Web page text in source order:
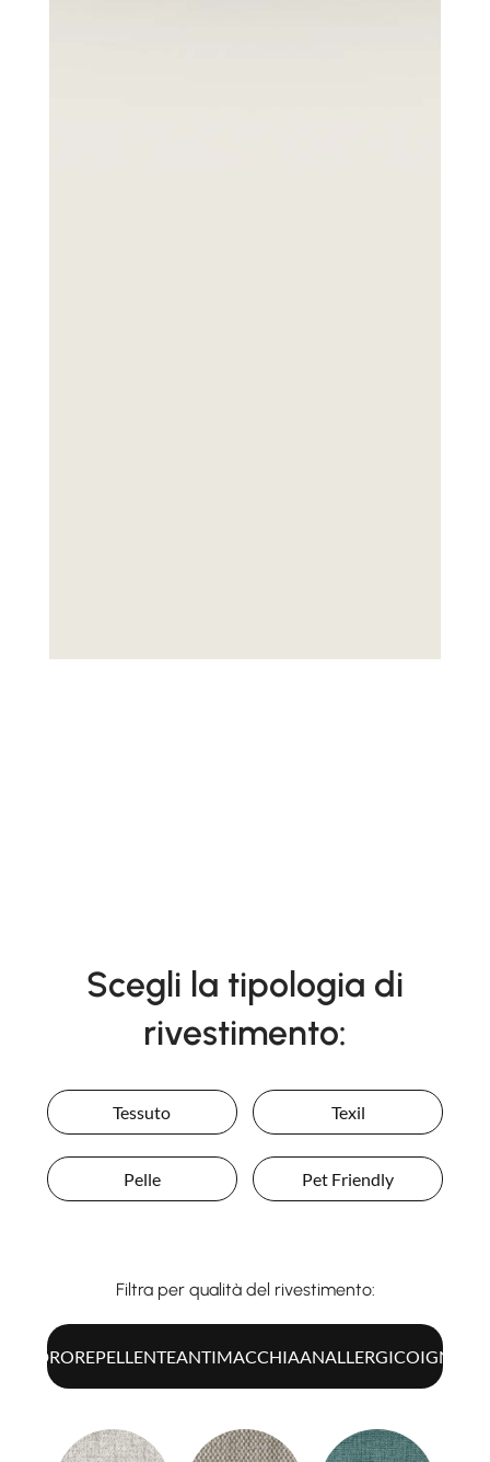
Scegli la tipologia di
rivestimento:
Tessuto Texil
Pelle Pet Friendly
Filtra per qualità del rivestimento:
IDROREPELLENTEANTIMACCHIAANALLERGICO